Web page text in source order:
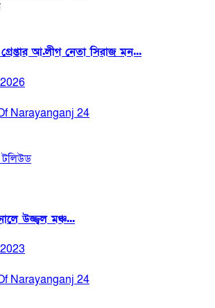
আ.লীগ নেতা সিরাজ মন...
Narayanganj 24
টলিউড
উজ্জ্বল মঞ্চ...
Narayanganj 24